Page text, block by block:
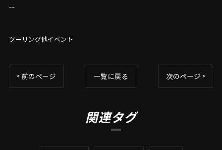
--
ツーリング他イベント
< 前のページ 一覧に戻る 次のページ >
関連タグ